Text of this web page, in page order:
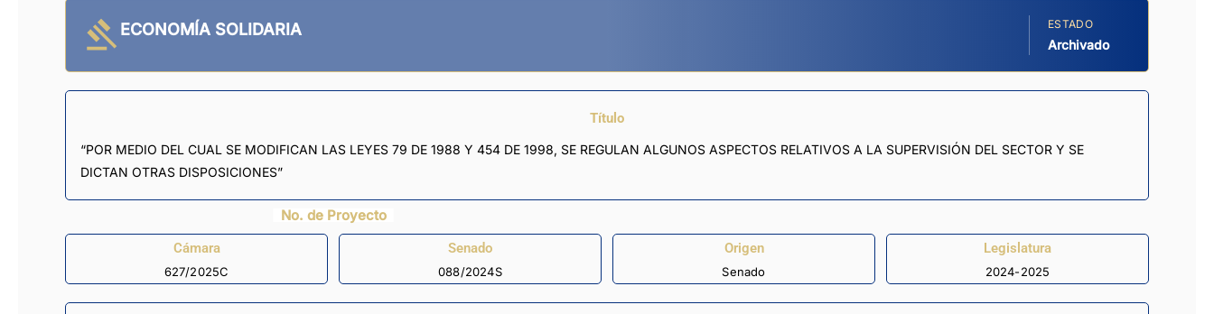
ECONOMÍA SOLIDARIA ESTADO
Archivado
Título
“POR MEDIO DEL CUAL SE MODIFICAN LAS LEYES 79 DE 1988 Y 454 DE 1998, SE REGULAN ALGUNOS ASPECTOS RELATIVOS A LA SUPERVISIÓN DEL SECTOR Y SE
DICTAN OTRAS DISPOSICIONES”
No. de Proyecto
Cámara
627/2025C
Senado
088/2024S
Origen
Senado
Legislatura
2024-2025